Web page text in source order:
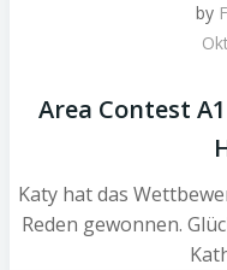
by
Area Contest
Katy hat das
Reden gewonnen.